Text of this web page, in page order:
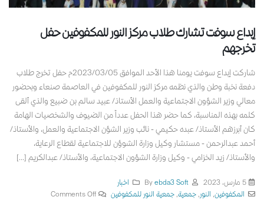
إبداع سوفت تشارك طلاب مركز النور للمكفوفين حفل
تخرجهم
شاركت إبداع سوفت يومنا هذا الأحد الموافق 2023/03/05م حفل تخرج طلاب
دفعة نخبة وطن والذي نظمه مركز النور للمكفوفين في العاصمة صنعاء وبحضور
معالي وزير الشؤون الاجتماعية والعمل الأستاذ/ عبيد سالم بن ضبيع والذي ألقى
كلمه بهذه المناسبة، كما حضر هذا الحفل عدداً من الضيوف والشخصيات الهامة
كان أبرزهم الأستاذ/ عبده حكيمي - نائب وزير الشؤن الاجتماعية والعمل، والأستاذ/
أحمد عبدالرحمن - مستشار وكيل وزارة الشوؤن للاجتماعية لقطاع الرعاية،
والأستاذ/ زيد الخزامي - وكيل وزارة الشؤون الاجتماعية، والأستاذ/ عبدالكريم [...]
5 مارس، 2023 By
ebda3 Soft
اخبار
المكفوفين, النور, جمعية, جمعية النور للمكفوفين Comments Off